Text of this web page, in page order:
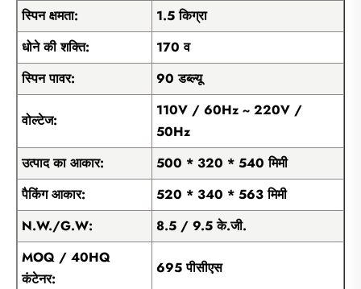
स्पिन क्षमता:
1.5 किग्रा
धोने की शक्ति:
170 व
स्पिन पावर:
90 डब्ल्यू
वोल्टेज:
110V / 60Hz ~ 220V /
50Hz
उत्पाद का आकार:
500 * 320 * 540 मिमी
पैकिंग आकार:
520 * 340 * 563 मिमी
N.W./G.W:
8.5 / 9.5 के.जी.
MOQ / 40HQ
कंटेनर:
695 पीसीएस